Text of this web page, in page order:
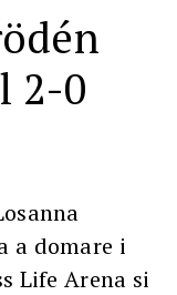
2-0
a domare i
Life Arena si